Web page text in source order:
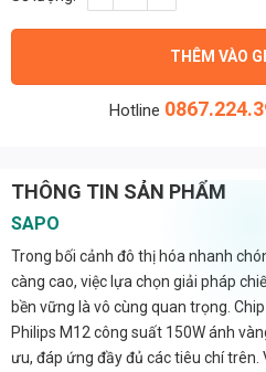
THÊM VÀO
Hotline
THÔNG TIN SẢN PHẨM
SAPO
Trong bối cảnh đô thị hóa nhanh
càng cao, việc lựa chọn giải pháp
bền vững là vô cùng quan trọng.
Philips M12 công suất 150W ánh
ưu, đáp ứng đầy đủ các tiêu chí